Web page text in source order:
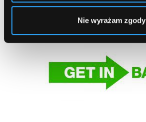
Nie wyrażam zgody